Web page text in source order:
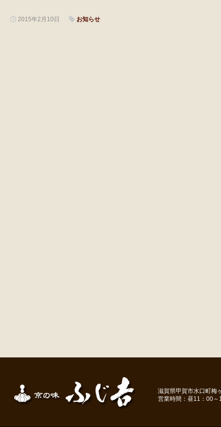
2015年2月10日 お知らせ
滋賀県甲賀市水口町梅
営業時間：昼11：00